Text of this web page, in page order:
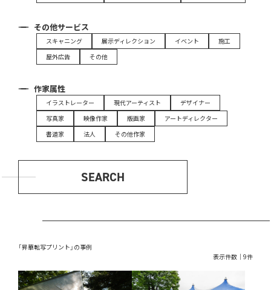
その他サービス
スキャニング 展示ディレクション イベント
施工
屋外広告
その他
作家属性
イラストレーター 現代アーティスト
デザイナー
写真家
映像作家 版画家
アートディレクター
書道家
法人 その他作家
SEARCH
「昇華転写プリント」の事例
表示件数｜9件